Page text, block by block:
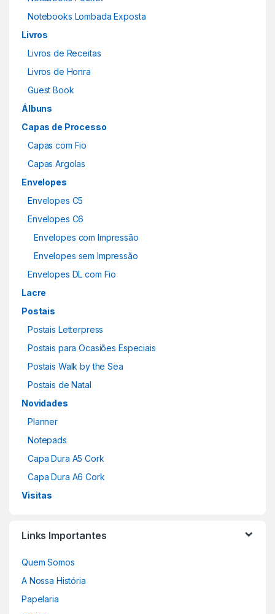
Notebooks Lombada Exposta
Livros
Livros de Receitas
Livros de Honra
Guest Book
Álbuns
Capas de Processo
Capas com Fio
Capas Argolas
Envelopes
Envelopes C5
Envelopes C6
Envelopes com Impressão
Envelopes sem Impressão
Envelopes DL com Fio
Lacre
Postais
Postais Letterpress
Postais para Ocasiões Especiais
Postais Walk by the Sea
Postais de Natal
Novidades
Planner
Notepads
Capa Dura A5 Cork
Capa Dura A6 Cork
Visitas
Links Importantes
Quem Somos
A Nossa História
Papelaria